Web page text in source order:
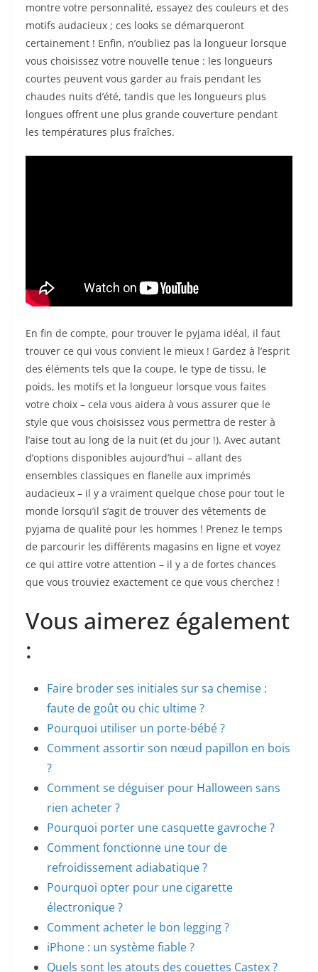
montre votre personnalité, essayez des couleurs et des
motifs audacieux ; ces looks se démarqueront
certainement ! Enfin, n’oubliez pas la longueur lorsque
vous choisissez votre nouvelle tenue : les longueurs
courtes peuvent vous garder au frais pendant les
chaudes nuits d’été, tandis que les longueurs plus
longues offrent une plus grande couverture pendant
les températures plus fraîches.
En fin de compte, pour trouver le pyjama idéal, il faut
trouver ce qui vous convient le mieux ! Gardez à l’esprit
des éléments tels que la coupe, le type de tissu, le
poids, les motifs et la longueur lorsque vous faites
votre choix – cela vous aidera à vous assurer que le
style que vous choisissez vous permettra de rester à
l’aise tout au long de la nuit (et du jour !). Avec autant
d’options disponibles aujourd’hui – allant des
ensembles classiques en flanelle aux imprimés
audacieux – il y a vraiment quelque chose pour tout le
monde lorsqu’il s’agit de trouver des vêtements de
pyjama de qualité pour les hommes ! Prenez le temps
de parcourir les différents magasins en ligne et voyez
ce qui attire votre attention – il y a de fortes chances
que vous trouviez exactement ce que vous cherchez !
Vous aimerez également
:
Faire broder ses initiales sur sa chemise :
faute de goût ou chic ultime ?
Pourquoi utiliser un porte-bébé ?
Comment assortir son nœud papillon en bois
?
Comment se déguiser pour Halloween sans
rien acheter ?
Pourquoi porter une casquette gavroche ?
Comment fonctionne une tour de
refroidissement adiabatique ?
Pourquoi opter pour une cigarette
électronique ?
Comment acheter le bon legging ?
iPhone : un système fiable ?
Quels sont les atouts des couettes Castex ?